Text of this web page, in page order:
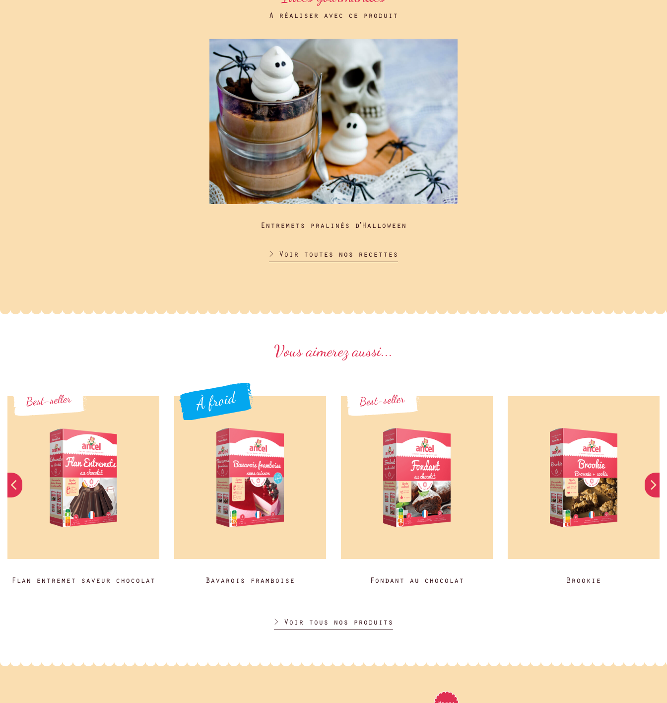
A réaliser avec ce produit
Entremets pralinés d’Halloween
> Voir toutes nos recettes
Vous aimerez aussi...
Flan entremet saveur chocolat Bavarois framboise Fondant au chocolat Brookie
> Voir tous nos produits